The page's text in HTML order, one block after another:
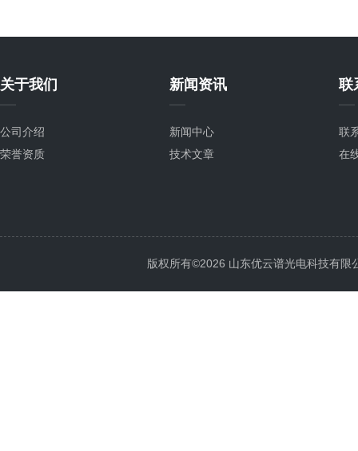
关于我们
公司介绍
荣誉资质
新闻资讯
新闻中心
技术文章
联
联
在
版权所有©2026 山东优云谱光电科技有